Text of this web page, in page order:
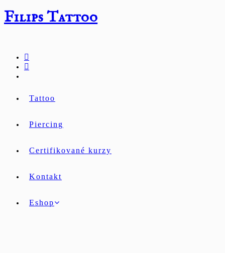
k
obsahu
Filips Tattoo
Tattoo
Piercing
Certifikované kurzy
Kontakt
Eshop